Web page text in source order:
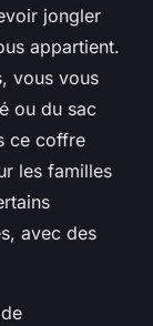
jongler
appartient.
vous vous
ou du sac
ce coffre
les familles
avec des